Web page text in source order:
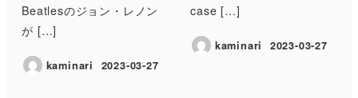
Beatlesのジョン・レノン
が […]
kaminari
投稿日
2023-03-27
case […]
kaminari
投稿日
2023-03-27